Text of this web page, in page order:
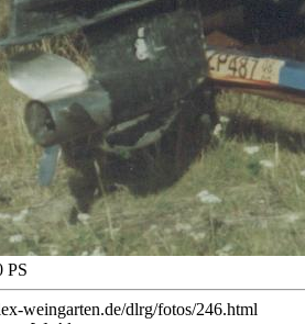
PS
weingarten.de/dlrg/fotos/246.html